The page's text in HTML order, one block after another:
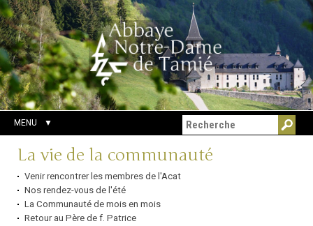
Aller
au
contenu.
|
Aller
à
la
navigation
Outils
personnels
Chercher par
Recherche
avancée…
MENU
Navigation
La vie de la communauté
Venir rencontrer les membres de l'Acat
Nos rendez-vous de l'été
La Communauté de mois en mois
Retour au Père de f. Patrice